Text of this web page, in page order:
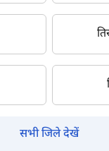
सभी जिले देखें